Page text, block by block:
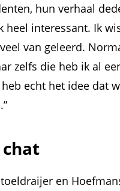
hun verhaal
interessant. Ik
van geleerd.
zelfs die heb ik al
echt het idee dat
en